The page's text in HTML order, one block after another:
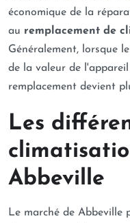
économique de la
au remplacement de
Généralement, lorsque
de la valeur de
remplacement devient
Les
Abbeville
Le marché de Abbeville